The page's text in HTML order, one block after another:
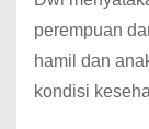
perempuan
hamil dan
kondisi